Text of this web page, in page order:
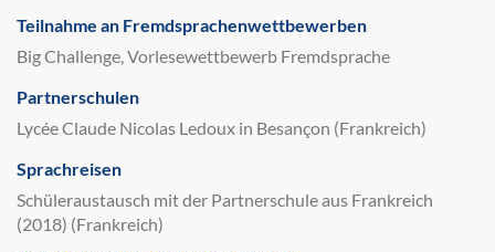
Teilnahme an Fremdsprachenwettbewerben
Big Challenge, Vorlesewettbewerb Fremdsprache
Partnerschulen
Lycée Claude Nicolas Ledoux in Besançon (Frankreich)
Sprachreisen
Schüleraustausch mit der Partnerschule aus Frankreich
(2018) (Frankreich)